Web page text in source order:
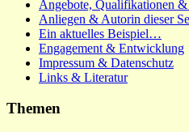
Angebote, Qualifikationen
Anliegen & Autorin dieser
Ein aktuelles Beispiel…
Engagement & Entwicklung
Impressum & Datenschutz
Links & Literatur
Themen